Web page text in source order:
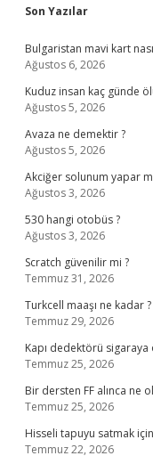
Sidebar
Son Yazılar
Bulgaristan mavi kart
Ağustos 6, 2026
Kuduz insan kaç günde
Ağustos 5, 2026
Avaza ne demektir ?
Ağustos 5, 2026
Akciğer solunum yapar
Ağustos 3, 2026
530 hangi otobüs ?
Ağustos 3, 2026
Scratch güvenilir mi ?
Temmuz 31, 2026
Turkcell maaşı ne kadar ?
Temmuz 29, 2026
Kapı dedektörü sigaraya
Temmuz 25, 2026
Bir dersten FF alınca ne
Temmuz 25, 2026
Hisseli tapuyu satmak
Temmuz 22, 2026